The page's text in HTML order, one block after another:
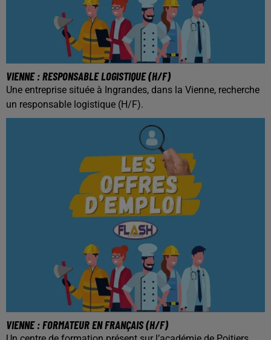
VIENNE : RESPONSABLE LOGISTIQUE (H/F)
Une entreprise située à Ingrandes, dans la Vienne, recherche
un responsable logistique (H/F).
VIENNE : FORMATEUR EN FRANÇAIS (H/F)